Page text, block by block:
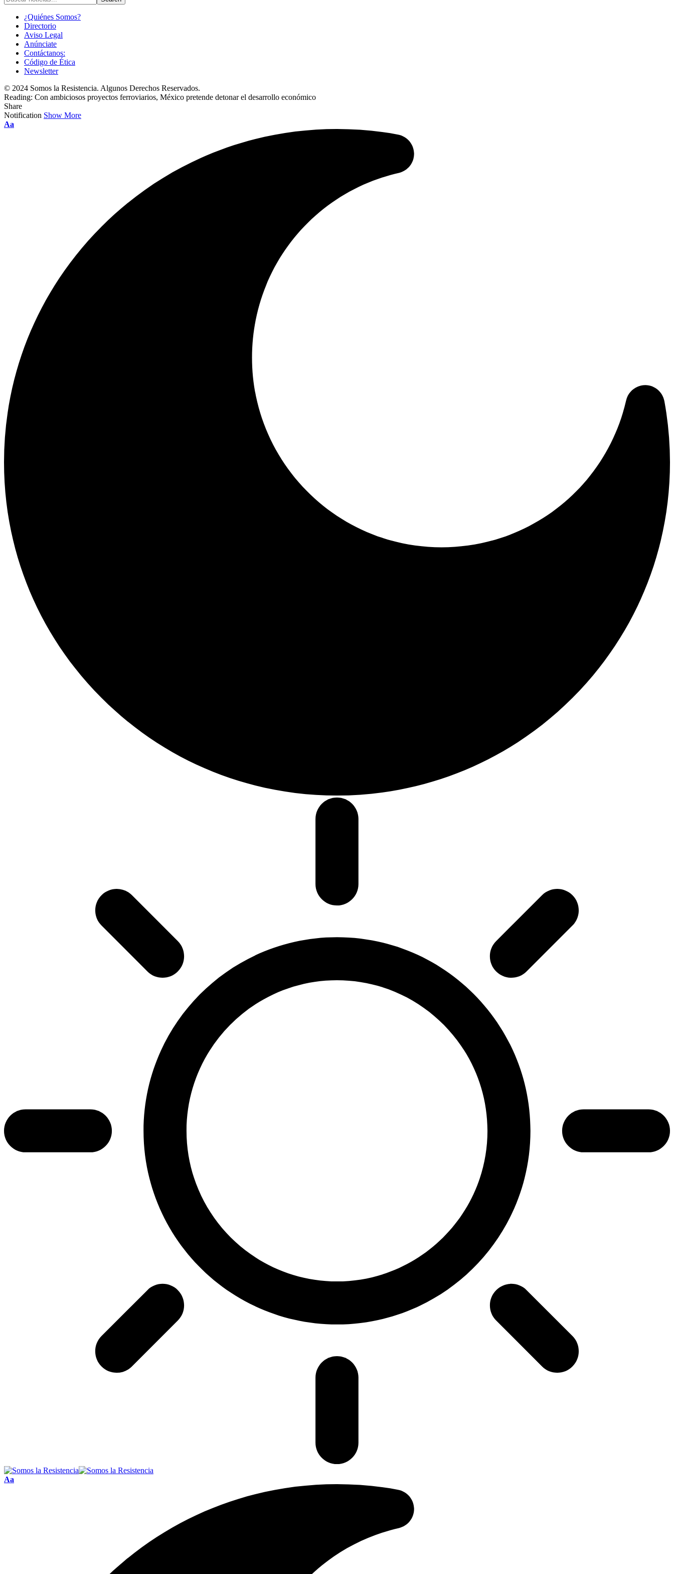
¿Quiénes Somos?
Directorio
Aviso Legal
Anúnciate
Contáctanos:
Código de Ética
Newsletter
© 2024 Somos la Resistencia. Algunos Derechos Reservados.
Reading: Con ambiciosos proyectos ferroviarios, México pretende detonar el desarrollo económico
Share
Notification Show More
Font
Aa
Font
Aa